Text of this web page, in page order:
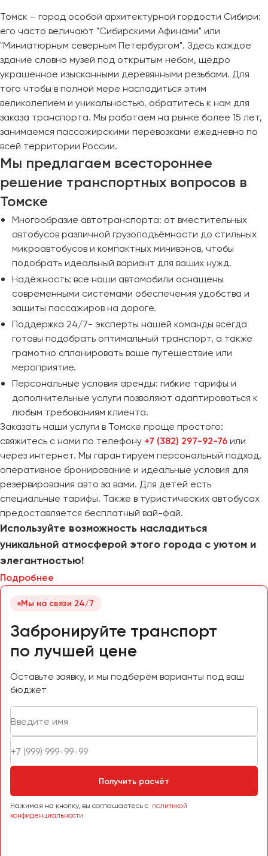
Томск – город особой архитектурной гордости Сибири:
его часто величают "Сибирскими Афинами" или
"Миниатюрным северным Петербургом". Здесь каждое
здание словно музей под открытым небом, щедро
украшенное изысканными деревянными резьбами. Для
того чтобы в полной мере насладиться этим
великолепием и уникальностью, обратитесь к нам для
заказа транспорта. Мы работаем на рынке более 15 лет,
занимаемся пассажирскими перевозками ежедневно по
всей территории России.
Мы предлагаем всестороннее
решение транспортных вопросов в
Томске
Многообразие автотранспорта: от вместительных
автобусов различной грузоподъёмности до стильных
микроавтобусов и компактных минивэнов, чтобы
подобрать идеальный вариант для ваших нужд.
Надёжность: все наши автомобили оснащены
современными системами обеспечения удобства и
защиты пассажиров на дороге.
Поддержка 24/7- эксперты нашей команды всегда
готовы подобрать оптимальный транспорт, а также
грамотно спланировать ваше путешествие или
мероприятие.
Персональные условия аренды: гибкие тарифы и
дополнительные услуги позволяют адаптироваться к
любым требованиям клиента.
Заказать наши услуги в Томске проще простого:
свяжитесь с нами по телефону +7 (382) 297-92-76 или
через интернет. Мы гарантируем персональный подход,
оперативное бронирование и идеальные условия для
резервирования авто за вами. Для детей есть
специальные тарифы. Также в туристических автобусах
предоставляется бесплатный вай-фай.
Используйте возможность насладиться
уникальной атмосферой этого города с уютом и
элегантностью!
Подробнее
Мы на связи 24/7
Забронируйте транспорт
по лучшей цене
Оставьте заявку, и мы подберём варианты под ваш
бюджет
Получить расчёт
Нажимая на кнопку, вы соглашаетесь с политикой
конфиденциальности